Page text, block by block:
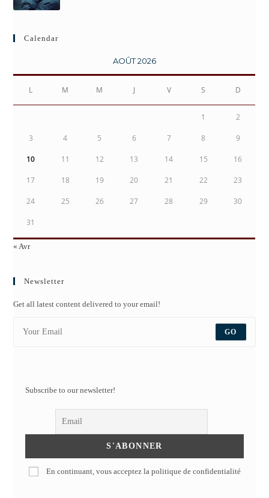
Calendar
AOÛT 2026
L M M J V S D
1 2
3 4 5 6 7 8 9
10 11 12 13 14 15 16
17 18 19 20 21 22 23
24 25 26 27 28 29 30
31
« Avr
Newsletter
Get all latest content delivered to your email!
GO
Subscribe to our newsletter!
En continuant, vous acceptez la politique de confidentialité